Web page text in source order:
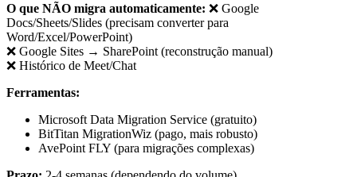
O que NÃO migra automaticamente: ❌ Google
Docs/Sheets/Slides (precisam converter para
Word/Excel/PowerPoint)
❌ Google Sites → SharePoint (reconstrução manual)
❌ Histórico de Meet/Chat
Ferramentas:
Microsoft Data Migration Service (gratuito)
BitTitan MigrationWiz (pago, mais robusto)
AvePoint FLY (para migrações complexas)